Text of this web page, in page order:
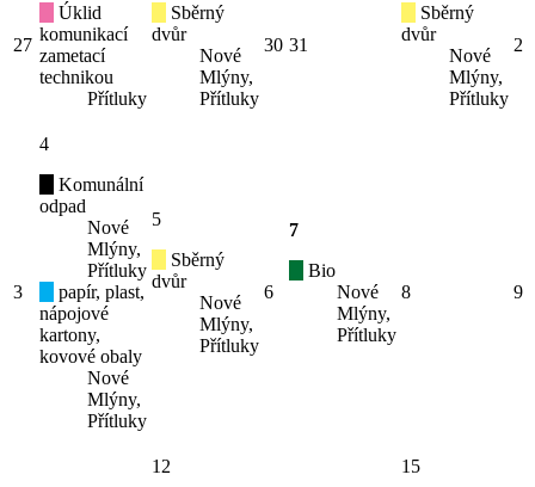
27
Úklid
komunikací
zametací
technikou
Přítluky
Sběrný
dvůr
Nové
Mlýny,
Přítluky
30 31
Sběrný
dvůr
Nové
Mlýny,
Přítluky
2
3
4
Komunální
odpad
Nové
Mlýny,
Přítluky
papír, plast,
nápojové
kartony,
kovové obaly
Nové
Mlýny,
Přítluky
5
Sběrný
dvůr
Nové
Mlýny,
Přítluky
6
7
Bio
Nové
Mlýny,
Přítluky
8 9
12
15